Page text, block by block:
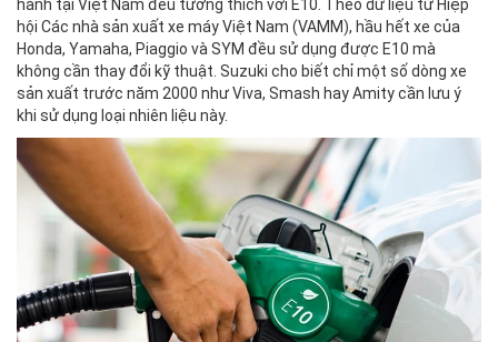
hành tại Việt Nam đều tương thích với E10. Theo dữ liệu từ Hiệp
hội Các nhà sản xuất xe máy Việt Nam (VAMM), hầu hết xe của
Honda, Yamaha, Piaggio và SYM đều sử dụng được E10 mà
không cần thay đổi kỹ thuật. Suzuki cho biết chỉ một số dòng xe
sản xuất trước năm 2000 như Viva, Smash hay Amity cần lưu ý
khi sử dụng loại nhiên liệu này.